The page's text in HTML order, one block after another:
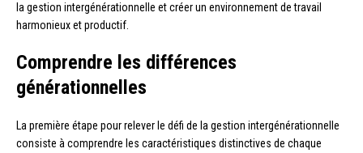
la gestion intergénérationnelle et créer un environnement de travail
harmonieux et productif.
Comprendre les différences
générationnelles
La première étape pour relever le défi de la gestion intergénérationnelle
consiste à comprendre les caractéristiques distinctives de chaque